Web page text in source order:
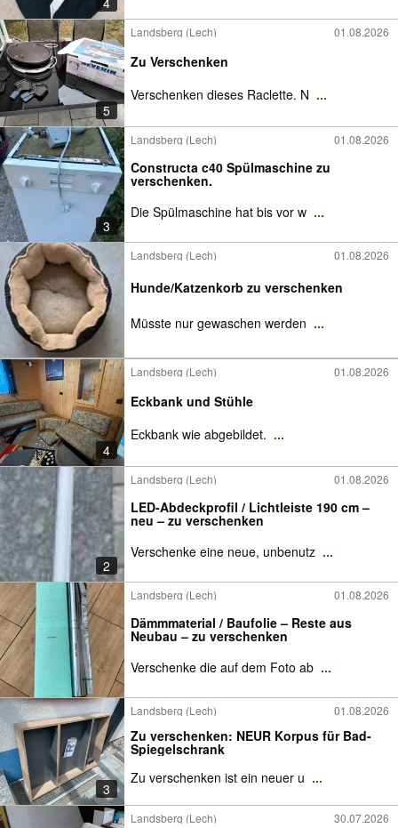
5
Landsberg (Lech) 01.08.2026
Zu Verschenken
Verschenken dieses Raclette. N ...
3
Landsberg (Lech) 01.08.2026
Constructa c40 Spülmaschine zu
verschenken.
Die Spülmaschine hat bis vor w ...
Landsberg (Lech) 01.08.2026
Hunde/Katzenkorb zu verschenken
Müsste nur gewaschen werden ...
4
Landsberg (Lech) 01.08.2026
Eckbank und Stühle
Eckbank wie abgebildet. ...
2
Landsberg (Lech) 01.08.2026
LED-Abdeckprofil / Lichtleiste 190 cm –
neu – zu verschenken
Verschenke eine neue, unbenutz ...
Landsberg (Lech) 01.08.2026
Dämmmaterial / Baufolie – Reste aus
Neubau – zu verschenken
Verschenke die auf dem Foto ab ...
3
Landsberg (Lech) 01.08.2026
Zu verschenken: NEUR Korpus für Bad-
Spiegelschrank
Zu verschenken ist ein neuer u ...
Landsberg (Lech) 30.07.2026